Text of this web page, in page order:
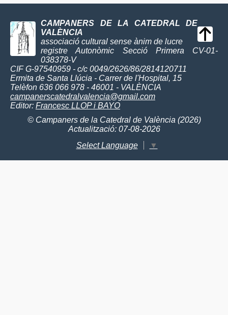
CAMPANERS DE LA CATEDRAL DE
VALÈNCIA
associació cultural sense ànim de lucre
registre Autonòmic Secció Primera CV-01-
038378-V
CIF G-97540959 - c/c 0049/2626/86/2814120711
Ermita de Santa Llúcia - Carrer de l'Hospital, 15
Telèfon 636 066 978 - 46001 - VALÈNCIA
campanerscatedralvalencia@gmail.com
Editor: Francesc LLOP i BAYO
© Campaners de la Catedral de València (2026)
Actualització: 07-08-2026
Select Language
▼